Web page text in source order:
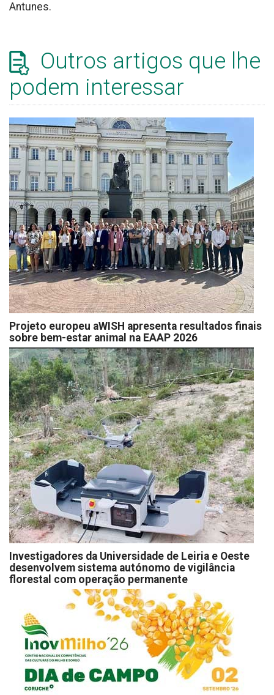
Antunes.
Outros artigos que lhe
podem interessar
Projeto europeu aWISH apresenta resultados finais
sobre bem-estar animal na EAAP 2026
Investigadores da Universidade de Leiria e Oeste
desenvolvem sistema autónomo de vigilância
florestal com operação permanente